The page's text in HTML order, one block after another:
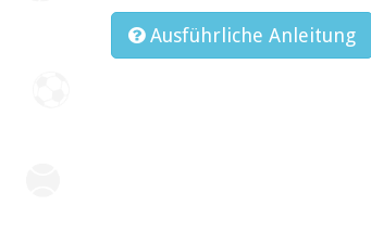
Ausführliche Anleitung